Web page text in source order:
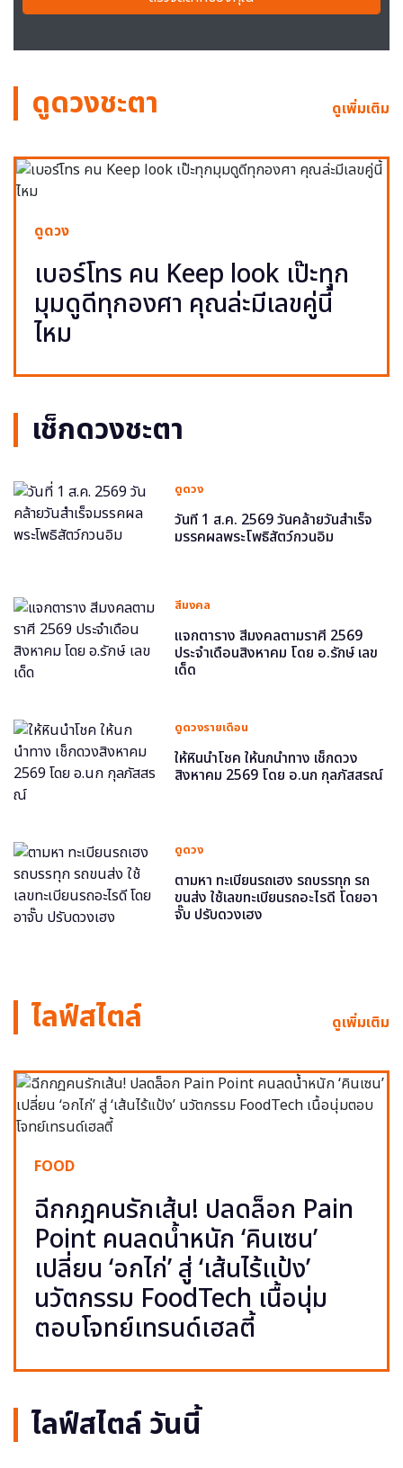
ดูดวงชะตา ดูเพิ่มเติม
ดูดวง
เบอร์โทร คน Keep look เป๊ะทุก
มุมดูดีทุกองศา คุณล่ะมีเลขคู่นี้
ไหม
เช็กดวงชะตา
ดูดวง
วันที่ 1 ส.ค. 2569 วันคล้ายวันสำเร็จ
มรรคผลพระโพธิสัตว์กวนอิม
สีมงคล
แจกตาราง สีมงคลตามราศี 2569
ประจำเดือนสิงหาคม โดย อ.รักษ์ เลข
เด็ด
ดูดวงรายเดือน
ให้หินนำโชค ให้นกนำทาง เช็กดวง
สิงหาคม 2569 โดย อ.นก กุลภัสสรณ์
ดูดวง
ตามหา ทะเบียนรถเฮง รถบรรทุก รถ
ขนส่ง ใช้เลขทะเบียนรถอะไรดี โดยอา
จั๊บ ปรับดวงเฮง
ไลฟ์สไตล์ ดูเพิ่มเติม
FOOD
ฉีกกฎคนรักเส้น! ปลดล็อก Pain
Point คนลดน้ำหนัก ‘คินเซน’
เปลี่ยน ‘อกไก่’ สู่ ‘เส้นไร้แป้ง’
นวัตกรรม FoodTech เนื้อนุ่ม
ตอบโจทย์เทรนด์เฮลตี้
ไลฟ์สไตล์ วันนี้